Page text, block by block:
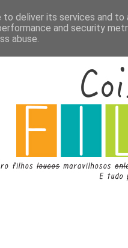
deliver its services and to
and security
abuse.